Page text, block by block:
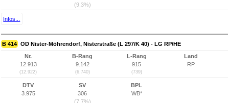
(9,3%)
Infos...
B 414 OD Nister-Möhrendorf, Nisterstraße (L 297/K 40) - LG RP/HE
Nr.
12.913
(12.922)
B-Rang
9.142
(6.740)
L-Rang
915
(739)
Land
RP
DTV
3.975
SV
306
(7,7%)
BPL
WB*